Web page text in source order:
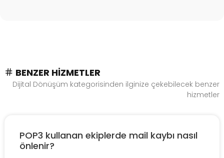
BENZER HIZMETLER
Dijital Dönüşüm kategorisinden ilginize çekebilecek benzer
hizmetler
POP3 kullanan ekiplerde mail kaybı nasıl
önlenir?